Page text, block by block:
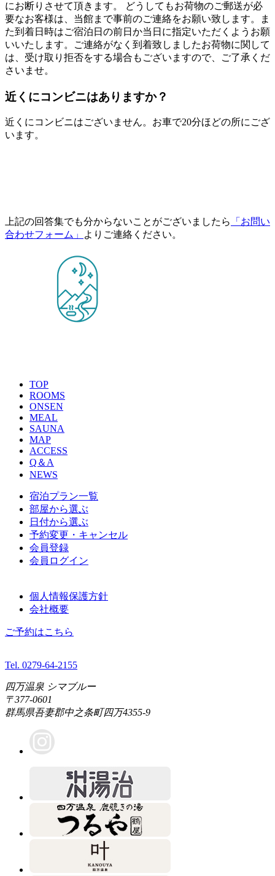
にお断りさせて頂きます。 どうしてもお荷物のご郵送が必
要なお客様は、当館まで事前のご連絡をお願い致します。ま
た到着日時はご宿泊日の前日か当日に指定いただくようお願
いいたします。ご連絡がなく到着致しましたお荷物に関して
は、受け取り拒否をする場合もございますので、ご了承くだ
さいませ。
近くにコンビニはありますか？
近くにコンビニはございません。お車で20分ほどの所にござ
います。
上記の回答集でも分からないことがございましたら
「お問い
合わせフォーム」
よりご連絡ください。
TOP
ROOMS
ONSEN
MEAL
SAUNA
MAP
ACCESS
Q＆A
NEWS
宿泊プラン一覧
部屋から選ぶ
日付から選ぶ
予約変更・キャンセル
会員登録
会員ログイン
個人情報保護方針
会社概要
ご予約はこちら
Tel. 0279-64-2155
四万温泉 シマブルー
〒377-0601
群馬県吾妻郡中之条町四万4355-9